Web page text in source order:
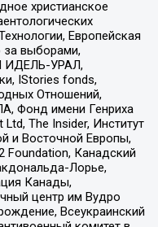
христианское
Европейская
за выборами,
ИДЕЛЬ-УРАЛ,
IStories fonds,
Отношений,
Фонд имени Генриха
The Insider, Институт
и Восточной Европы,
Foundation, Канадский
Лорье,
Канады,
центр им Вудро
Всеукраинский